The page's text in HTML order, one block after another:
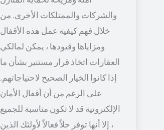
والشركات والممتلكات الأخرى. من
خلال فهم كيفية عمل هذه الأقفال
ومزاياها وقيودها ، يمكن لمالكي
العقارات اتخاذ قرار مستنير بشأن ما
إذا كانوا الخيار الصحيح لاحتياجاتهم.
على الرغم من أن أقفال الأمان
الإلكترونية قد لا تكون مناسبة للجميع
، إلا أنها توفر حلاً فعالاً لأولئك الذين